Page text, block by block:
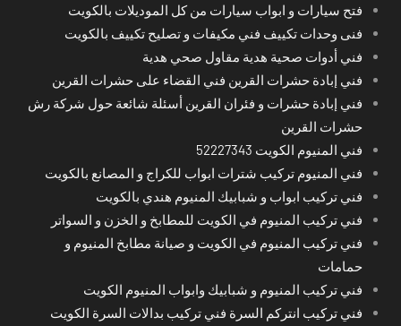
فتح سيارات و ابواب سيارات من كل الموديلات بالكويت
فنى وحدات تكييف فني مكيفات و تصليح تكييف بالكويت
فني أدوات صحية هدية مقاول صحي هدية
فني إبادة حشرات القرين فني القضاء على حشرات القرين
فني إبادة حشرات و فئران القرين أسئلة شائعة حول شركة رش
حشرات القرين
فني المنيوم الكويت 52227343
فني المنيوم تركيب شترات ابواب للكراج و المصانع بالكويت
فني تركيب ابواب و شبابيك المنيوم هندي بالكويت
فني تركيب المنيوم في الكويت للمطابخ و الخزن و السواتر
فني تركيب المنيوم في الكويت و صيانة مطابخ المنيوم و
حمامات
فني تركيب المنيوم و شبابيك وابواب المنيوم الكويت
فني تركيب انتركم السرة فني تركيب بدالات السرة الكويت